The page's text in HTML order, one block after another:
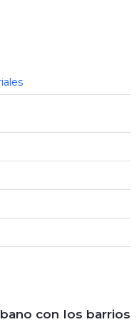
con los barrios